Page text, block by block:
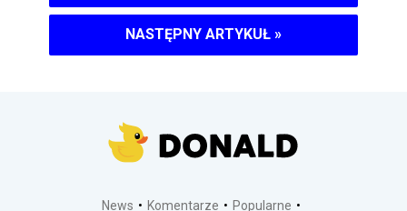
NASTĘPNY ARTYKUŁ »
News Komentarze Popularne